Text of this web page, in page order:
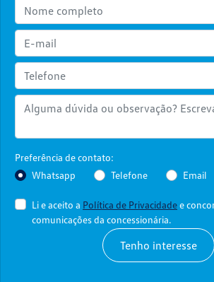
Preferência de contato:
Whatsapp
Telefone Email
Li e aceito a Política de Privacidadee
comunicações da concessionária.
Tenho interesse